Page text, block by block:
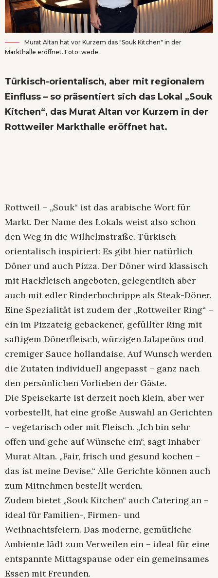
Murat Altan hat vor Kurzem das "Souk Kitchen" in der
Markthalle eröffnet. Foto: wede
Türkisch-orientalisch, aber mit regionalem
Einfluss – so präsentiert sich das Lokal „Souk
Kitchen“, das Murat Altan vor Kurzem in der
Rottweiler Markthalle eröffnet hat.
Rottweil – „Souk“ ist das arabische Wort für
Markt. Der Name des Lokals weist also schon
den Weg in die Wilhelmstraße. Türkisch-
orientalisch inspiriert: Es gibt hier natürlich
Döner und auch Pizza. Der Döner wird klassisch
mit Hackfleisch angeboten, gelegentlich aber
auch mit edler Rinderhochrippe als Steak-Döner.
Eine Spezialität ist zudem der „Rottweiler Ring“ –
ein im Pizzateig gebackener, gefüllter Ring mit
saftigem Dönerfleisch, würzigen Jalapeños und
cremiger Sauce hollandaise. Auf Wunsch werden
die Zutaten individuell angepasst – ganz nach
den persönlichen Vorlieben der Gäste.
Die Speisekarte ist derzeit noch klein, aber wer
vorbestellt, hat eine große Auswahl an Gerichten
– vegetarisch oder mit Fleisch. „Ich bin sehr
offen und gehe auf Wünsche ein“, sagt Inhaber
Murat Altan. „Fair, frisch und gesund kochen –
das ist meine Devise.“ Alle Gerichte können auch
zum Mitnehmen bestellt werden.
Zudem bietet „Souk Kitchen“ auch Catering an –
ideal für Familien-, Firmen- und
Weihnachtsfeiern. Das moderne, gemütliche
Ambiente lädt zum Verweilen ein – ideal für eine
entspannte Mittagspause oder ein gemeinsames
Essen mit Freunden.